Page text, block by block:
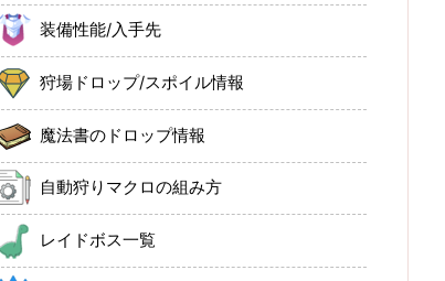
装備性能/入手先
狩場ドロップ/スポイル情報
魔法書のドロップ情報
自動狩りマクロの組み方
レイドボス一覧